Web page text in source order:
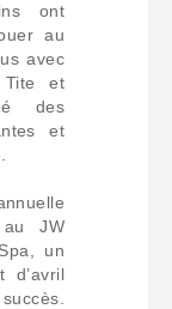
ont
au
avec
Tite et
des
et
au JW
un
d’avril